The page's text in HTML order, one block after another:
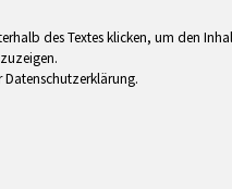
des Textes klicken, um den
Datenschutzerklärung.